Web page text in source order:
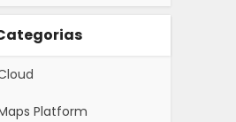
Platform